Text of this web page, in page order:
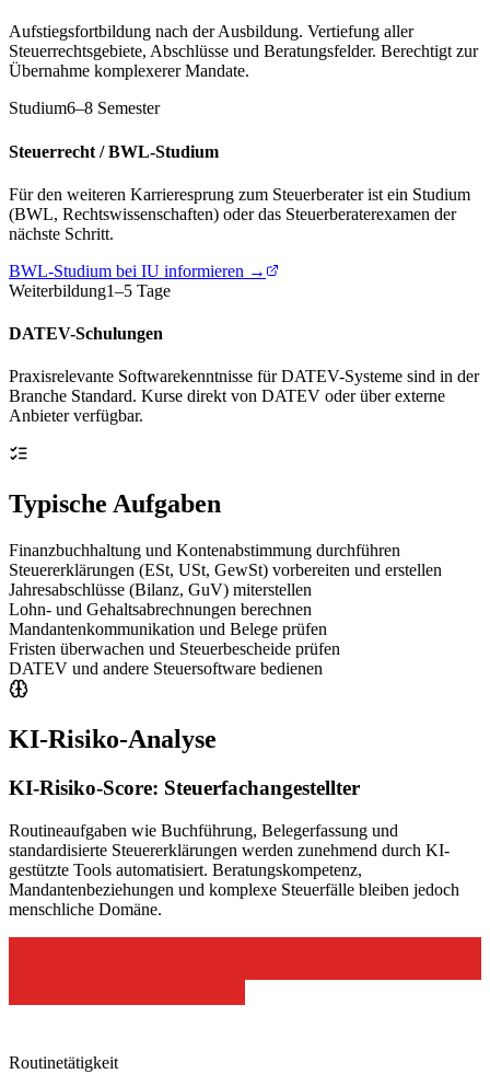
Aufstiegsfortbildung nach der Ausbildung. Vertiefung aller
Steuerrechtsgebiete, Abschlüsse und Beratungsfelder. Berechtigt zur
Übernahme komplexerer Mandate.
Studium6–8 Semester
Steuerrecht / BWL-Studium
Für den weiteren Karrieresprung zum Steuerberater ist ein Studium
(BWL, Rechtswissenschaften) oder das Steuerberaterexamen der
nächste Schritt.
BWL-Studium bei IU informieren →
Weiterbildung1–5 Tage
DATEV-Schulungen
Praxisrelevante Softwarekenntnisse für DATEV-Systeme sind in der
Branche Standard. Kurse direkt von DATEV oder über externe
Anbieter verfügbar.
Typische Aufgaben
Finanzbuchhaltung und Kontenabstimmung durchführen
Steuererklärungen (ESt, USt, GewSt) vorbereiten und erstellen
Jahresabschlüsse (Bilanz, GuV) miterstellen
Lohn- und Gehaltsabrechnungen berechnen
Mandantenkommunikation und Belege prüfen
Fristen überwachen und Steuerbescheide prüfen
DATEV und andere Steuersoftware bedienen
KI-Risiko-Analyse
KI-Risiko-Score: Steuerfachangestellter
Routineaufgaben wie Buchführung, Belegerfassung und
standardisierte Steuererklärungen werden zunehmend durch KI-
gestützte Tools automatisiert. Beratungskompetenz,
Mandantenbeziehungen und komplexe Steuerfälle bleiben jedoch
menschliche Domäne.
Routinetätigkeit